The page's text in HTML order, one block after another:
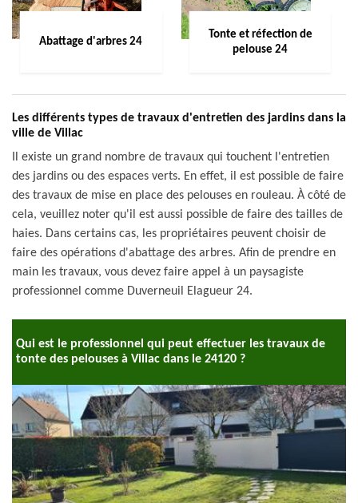
Abattage d'arbres 24
Tonte et réfection de
pelouse 24
Les différents types de travaux d'entretien des jardins dans la
ville de Villac
Il existe un grand nombre de travaux qui touchent l'entretien
des jardins ou des espaces verts. En effet, il est possible de faire
des travaux de mise en place des pelouses en rouleau. À côté de
cela, veuillez noter qu'il est aussi possible de faire des tailles de
haies. Dans certains cas, les propriétaires peuvent choisir de
faire des opérations d'abattage des arbres. Afin de prendre en
main les travaux, vous devez faire appel à un paysagiste
professionnel comme Duverneuil Elagueur 24.
Qui est le professionnel qui peut effectuer les travaux de
tonte des pelouses à Villac dans le 24120 ?